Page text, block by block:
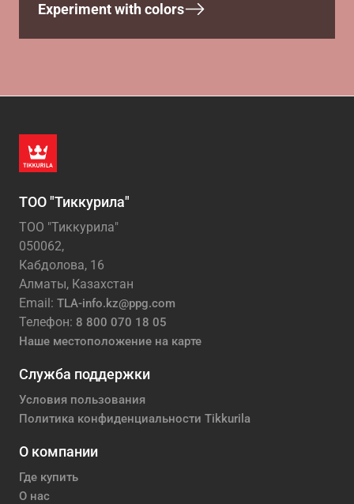
Experiment with colors
ТОО "Тиккурила"
ТОО "Тиккурила"
050062,
Кабдолова, 16
Алматы, Казахстан
Email: TLA-info.kz@ppg.com
Телефон: 8 800 070 18 05
Наше местоположение на карте
Служба поддержки
Условия пользования
Политика конфиденциальности Tikkurila
О компании
Где купить
О нас